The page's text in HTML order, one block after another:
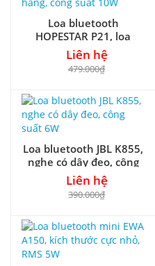
Loa bluetooth
HOPESTAR P21, loa
chính hãng, công suất
10W
Liên hệ
479.000₫
Loa bluetooth JBL K855,
nghe có dây đeo, công
suất 6W
Liên hệ
390.000₫